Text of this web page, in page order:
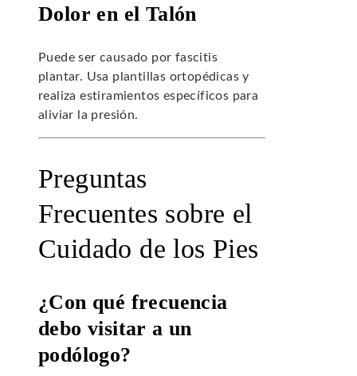
Dolor en el Talón
Puede ser causado por fascitis
plantar. Usa plantillas ortopédicas y
realiza estiramientos específicos para
aliviar la presión.
Preguntas
Frecuentes sobre el
Cuidado de los Pies
¿Con qué frecuencia
debo visitar a un
podólogo?